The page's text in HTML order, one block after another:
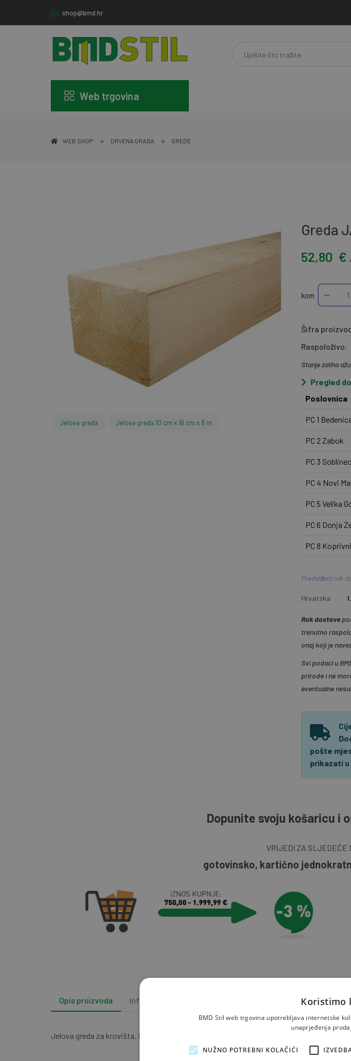
shop@bmd.hr
Web trgovina
WEB SHOP DRVENA GRAĐA GREDE
Jelova greda Jelova greda 10 cm x 16 cm x 8 m
Greda
52,80 €
kom
Šifra
Raspoloživo:
Stanje zaliha
Pregled
Poslovnica
PC 1
PC 2 Zabok
PC 3 Soblinec
PC 4 Novi
PC 5 Velika
PC 6 Donja
PC 8
Predviđeni rok
Hrvatska
Rok dostave
trenutno
onaj koji je
Svi podaci u
prirode i ne
eventualne
pošte
prikazati
Dopunite svoju košaricu i
VRIJEDI ZA
gotovinsko, kartično
Opis proizvoda Info i podrška
Jelova greda za krovišta. Porijeklo iz Like i Gorskog Kotara, te Slovenije
Koristimo
BMD Stil web trgovina upotrebljava internetske
unaprjeđenja
NUŽNO POTREBNI KOLAČIĆI